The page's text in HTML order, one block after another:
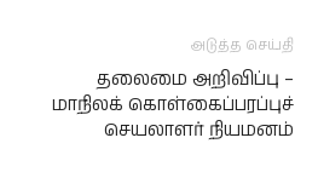
அடுத்த செய்தி
தலைமை அறிவிப்பு –
மாநிலக் கொள்கைப்பரப்புச்
செயலாளர் நியமனம்